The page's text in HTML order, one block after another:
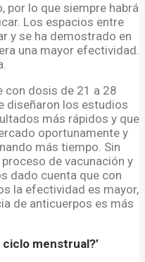
por lo que siempre habrá
Los espacios entre
y se ha demostrado en
una mayor efectividad.
con dosis de 21 a 28
diseñaron los estudios
más rápidos y que
oportunamente y
más tiempo. Sin
de vacunación y
dado cuenta que con
la efectividad es mayor,
de anticuerpos es más
menstrual?’